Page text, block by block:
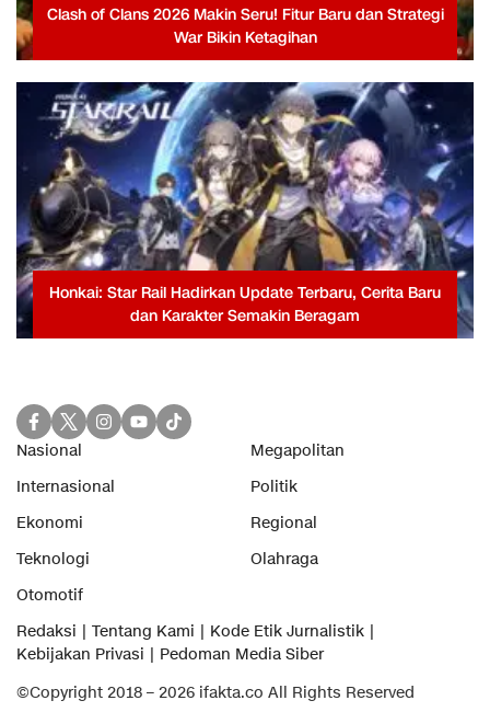
Clash of Clans 2026 Makin Seru! Fitur Baru dan Strategi
War Bikin Ketagihan
Honkai: Star Rail Hadirkan Update Terbaru, Cerita Baru
dan Karakter Semakin Beragam
Nasional
Megapolitan
Internasional
Politik
Ekonomi
Regional
Teknologi
Olahraga
Otomotif
Redaksi
Tentang Kami
Kode Etik Jurnalistik
Kebijakan Privasi
Pedoman Media Siber
©Copyright 2018 – 2026 ifakta.co All Rights Reserved